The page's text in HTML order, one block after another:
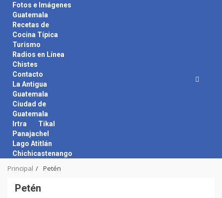
content
Fotos e Imágenes
Guatemala
Recetas de
Cocina Típica
Turismo
Radios en Línea
Chistes
Contacto
La Antigua
Guatemala
Ciudad de
Guatemala
Irtra
Tikal
Panajachel
Lago Atitlán
Chichicastenango
Principal Petén
Petén